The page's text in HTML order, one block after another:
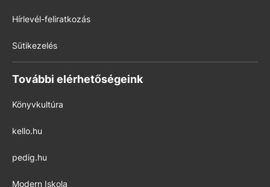
Hírlevél-feliratkozás
Sütikezelés
További elérhetőségeink
Könyvkultúra
kello.hu
pedig.hu
Modern Iskola